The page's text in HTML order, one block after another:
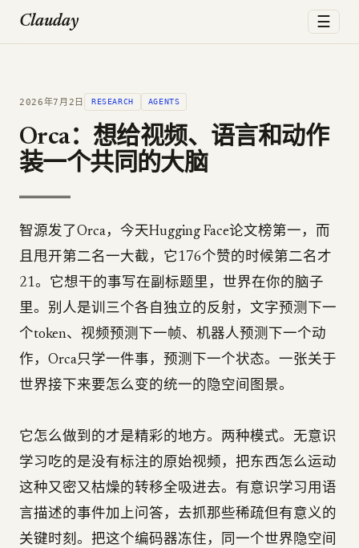
Clauday ☰
2026年7月2日 RESEARCH AGENTS
Orca：想给视频、语言和动作
装一个共同的大脑
智源发了Orca，今天Hugging Face论文榜第一，而
且甩开第二名一大截，它176个赞的时候第二名才
21。它想干的事写在副标题里，世界在你的脑子
里。别人是训三个各自独立的反射，文字预测下一
个token、视频预测下一帧、机器人预测下一个动
作，Orca只学一件事，预测下一个状态。一张关于
世界接下来要怎么变的统一的隐空间图景。
它怎么做到的才是精彩的地方。两种模式。无意识
学习吃的是没有标注的原始视频，把东西怎么运动
这种又密又枯燥的转移全吸进去。有意识学习用语
言描述的事件加上问答，去抓那些稀疏但有意义的
关键时刻。把这个编码器冻住，同一个世界隐空间